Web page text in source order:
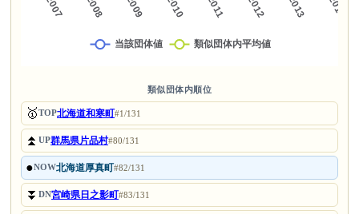
類似団体内順位
🥇TOP北海道和寒町#1/131
⏫UP群馬県片品村#80/131
●NOW北海道厚真町#82/131
⏬DN宮崎県日之影町#83/131